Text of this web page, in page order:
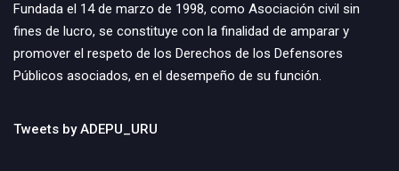
Fundada el 14 de marzo de 1998, como Asociación civil sin
fines de lucro, se constituye con la finalidad de amparar y
promover el respeto de los Derechos de los Defensores
Públicos asociados, en el desempeño de su función.
Tweets by ADEPU_URU